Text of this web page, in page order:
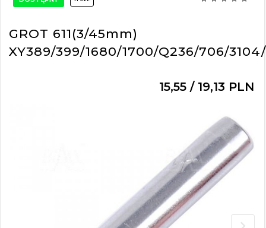
GROT 611(3/45mm)
XY389/399/1680/1700/Q236/706/
15,55 / 19,13 PLN